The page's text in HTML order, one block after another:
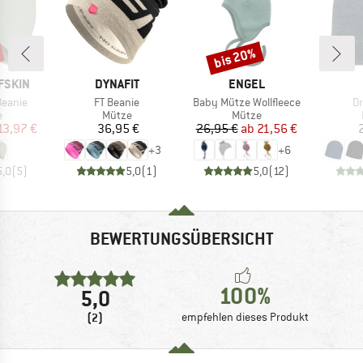
Preis
€
(5)
MARKE
DYNAFIT
Artikel
FT Beanie
Produktgruppe
Mütze
Preis
36,95 €
+3
5,0(1)
MARKE
ENGEL
Artikel
Baby Mütze Wollfleece
Produktgruppe
Mütze
Preis
26,95 € reduzierter Preis
ab 21,56 €
+6
5,0(12)
Rabatt
bis 20%
BEWERTUNGSÜBERSICHT
5,0
(2)
100%
empfehlen dieses Produkt